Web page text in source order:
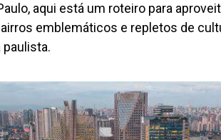
aqui está um roteiro para
emblemáticos e repletos de
paulista.